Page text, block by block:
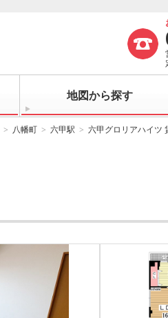
地図から探す
八幡町 六甲駅 六甲グロリアハイツ